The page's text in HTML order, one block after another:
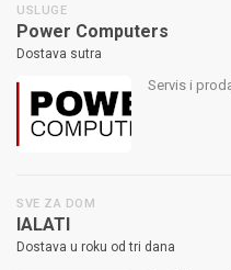
USLUGE
Power Computers
Dostava sutra
Servis i
SVE ZA DOM
IALATI
Dostava u roku od tri dana